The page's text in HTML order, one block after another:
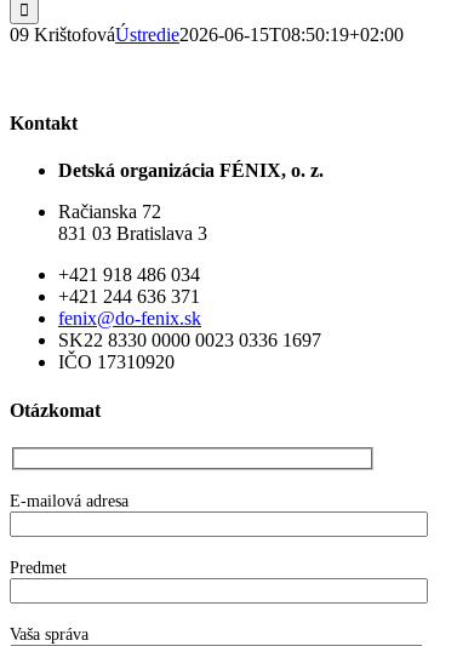
09 KrištofováÚstredie2026-06-15T08:50:19+02:00
Kontakt
Detská organizácia FÉNIX, o. z.
Račianska 72
831 03 Bratislava 3
+421 918 486 034
+421 244 636 371
fenix@do-fenix.sk
SK22 8330 0000 0023 0336 1697
IČO 17310920
Otázkomat
E-mailová adresa
Predmet
Vaša správa